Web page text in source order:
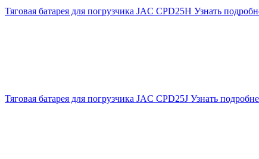
Тяговая батарея для погрузчика JAC CPD25H Узнать
Тяговая батарея для погрузчика JAC CPD25J Узнать